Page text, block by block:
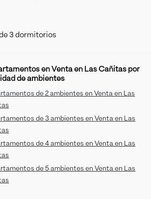
3 dormitorios
en Venta en Las Cañitas por
de ambientes
de 2 ambientes en Venta en Las
de 3 ambientes en Venta en Las
de 4 ambientes en Venta en Las
de 5 ambientes en Venta en Las